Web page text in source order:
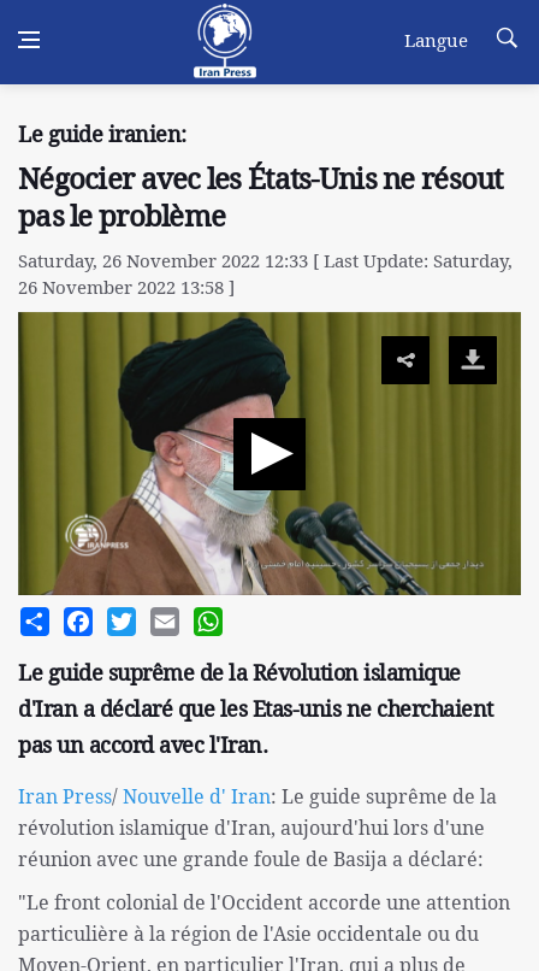
Langue
Le guide iranien:
Négocier avec les États-Unis ne résout
pas le problème
Saturday, 26 November 2022 12:33 [ Last Update: Saturday,
26 November 2022 13:58 ]
Share FacebookTwitterEmail
Le guide suprême de la Révolution islamique
d'Iran a déclaré que les Etas-unis ne cherchaient
pas un accord avec l'Iran.
Iran Press/Nouvelle d' Iran: Le guide suprême de la
révolution islamique d'Iran, aujourd'hui lors d'une
réunion avec une grande foule de Basija a déclaré:
"Le front colonial de l'Occident accorde une attention
particulière à la région de l'Asie occidentale ou du
Moyen-Orient, en particulier l'Iran, qui a plus de